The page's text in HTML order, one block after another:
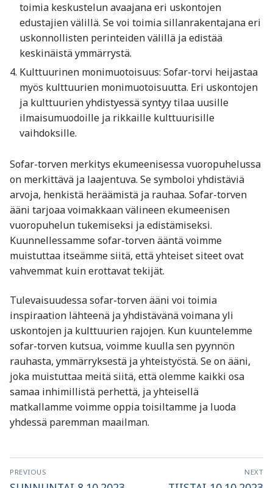
toimia keskustelun avaajana eri uskontojen
edustajien välillä. Se voi toimia sillanrakentajana eri
uskonnollisten perinteiden välillä ja edistää
keskinäistä ymmärrystä.
Kulttuurinen monimuotoisuus: Sofar-torvi heijastaa
myös kulttuurien monimuotoisuutta. Eri uskontojen
ja kulttuurien yhdistyessä syntyy tilaa uusille
ilmaisumuodoille ja rikkaille kulttuurisille
vaihdoksille.
Sofar-torven merkitys ekumeenisessa vuoropuhelussa
on merkittävä ja laajentuva. Se symboloi yhdistäviä
arvoja, henkistä heräämistä ja rauhaa. Sofar-torven
ääni tarjoaa voimakkaan välineen ekumeenisen
vuoropuhelun tukemiseksi ja edistämiseksi.
Kuunnellessamme sofar-torven ääntä voimme
muistuttaa itseämme siitä, että yhteiset siteet ovat
vahvemmat kuin erottavat tekijät.
Tulevaisuudessa sofar-torven ääni voi toimia
inspiraation lähteenä ja yhdistävänä voimana yli
uskontojen ja kulttuurien rajojen. Kun kuuntelemme
sofar-torven kutsua, voimme kuulla sen pyynnön
rauhasta, ymmärryksestä ja yhteistyöstä. Se on ääni,
joka muistuttaa meitä siitä, että olemme kaikki osa
samaa inhimillistä perhettä, ja yhteisellä
matkallamme voimme oppia toisiltamme ja luoda
yhdessä paremman maailman.
Artikkelien
PREVIOUS NEXT